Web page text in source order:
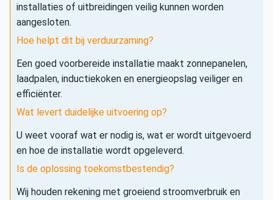
installaties of uitbreidingen veilig kunnen worden
aangesloten.
Hoe helpt dit bij verduurzaming?
Een goed voorbereide installatie maakt zonnepanelen,
laadpalen, inductiekoken en energieopslag veiliger en
efficiënter.
Wat levert duidelijke uitvoering op?
U weet vooraf wat er nodig is, wat er wordt uitgevoerd
en hoe de installatie wordt opgeleverd.
Is de oplossing toekomstbestendig?
Wij houden rekening met groeiend stroomverbruik en